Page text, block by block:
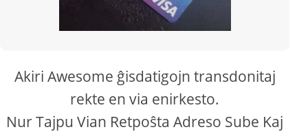
Akiri Awesome ĝisdatigojn transdonitaj
rekte en via enirkesto.
Nur Tajpu Vian Retpoŝta Adreso Sube Kaj